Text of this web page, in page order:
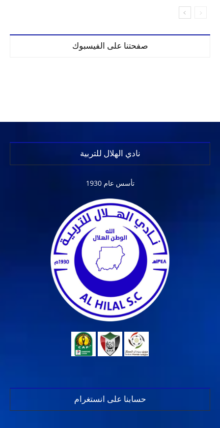
صفحتنا على الفيسبوك
نادي الهلال للتربية
تأسس عام 1930
حسابنا على انستغرام